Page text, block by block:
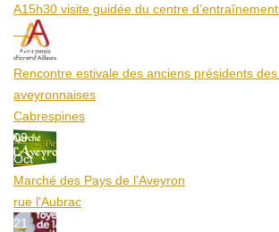
A15h30 visite guidée du centre
25
Aoû
Rencontre estivale des anciens présidents
aveyronnaises
Cabrespines
09
Oct
Marché des Pays de l’Aveyron
rue l'Aubrac
21